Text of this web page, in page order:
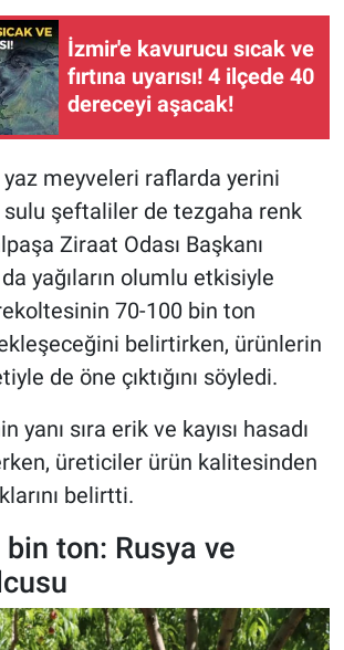
İzmir'e kavurucu sıcak ve
fırtına uyarısı! 4 ilçede 40
dereceyi aşacak!
yaz meyveleri raflarda yerini
sulu şeftaliler de tezgaha renk
Ziraat Odası Başkanı
yağıların olumlu etkisiyle
70-100 bin ton
belirtirken, ürünlerin
de öne çıktığını söyledi.
yanı sıra erik ve kayısı hasadı
üreticiler ürün kalitesinden
belirtti.
ton: Rusya ve